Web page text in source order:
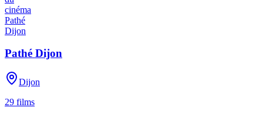
Pathé Dijon
Dijon
29 films